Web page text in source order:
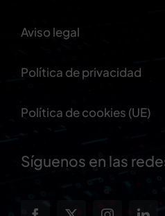
Aviso legal
Política de privacidad
Política de cookies (UE)
Síguenos en las